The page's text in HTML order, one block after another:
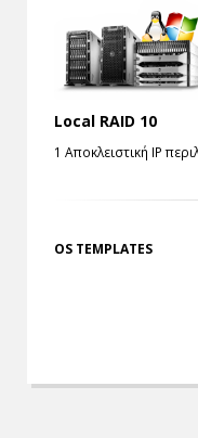
Local RAID 10
1 Αποκλειστική IP
OS TEMPLATES